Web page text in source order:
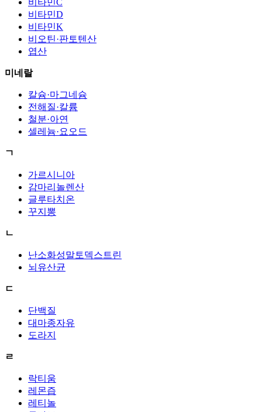
비타민D
비타민K
비오틴·판토텐산
엽산
미네랄
칼슘·마그네슘
전해질·칼륨
철분·아연
셀레늄·요오드
ㄱ
가르시니아
감마리놀렌산
글루타치온
꾸지뽕
ㄴ
난소화성말토덱스트린
뇌유산균
ㄷ
단백질
대마종자유
도라지
ㄹ
락티움
레몬즙
레티놀